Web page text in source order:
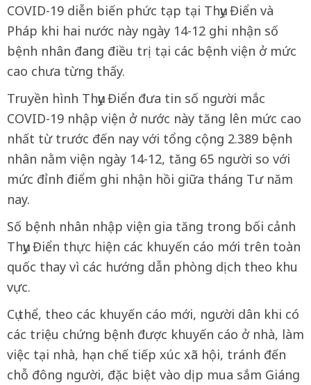
COVID-19 diễn biến phức tạp tại Thụy Điển và
Pháp khi hai nước này ngày 14-12 ghi nhận số
bệnh nhân đang điều trị tại các bệnh viện ở mức
cao chưa từng thấy.
Truyền hình Thụy Điển đưa tin số người mắc
COVID-19 nhập viện ở nước này tăng lên mức cao
nhất từ trước đến nay với tổng cộng 2.389 bệnh
nhân nằm viện ngày 14-12, tăng 65 người so với
mức đỉnh điểm ghi nhận hồi giữa tháng Tư năm
nay.
Số bệnh nhân nhập viện gia tăng trong bối cảnh
Thụy Điển thực hiện các khuyến cáo mới trên toàn
quốc thay vì các hướng dẫn phòng dịch theo khu
vực.
Cụ thể, theo các khuyến cáo mới, người dân khi có
các triệu chứng bệnh được khuyến cáo ở nhà, làm
việc tại nhà, hạn chế tiếp xúc xã hội, tránh đến
chỗ đông người, đặc biệt vào dịp mua sắm Giáng